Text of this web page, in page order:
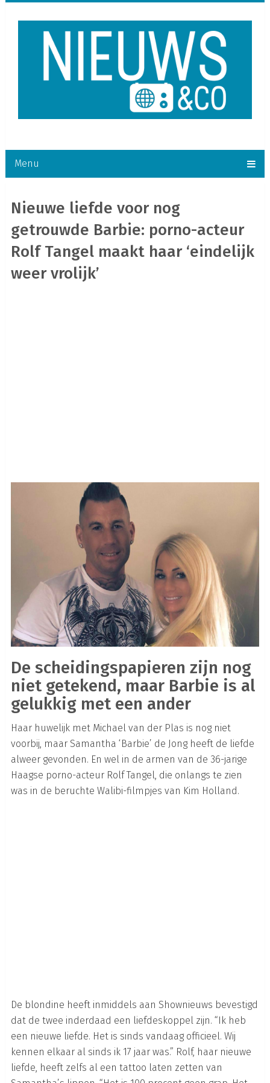
Menu
Nieuwe liefde voor nog
getrouwde Barbie: porno-acteur
Rolf Tangel maakt haar ‘eindelijk
weer vrolijk’
De scheidingspapieren zijn nog
niet getekend, maar Barbie is al
gelukkig met een ander
Haar huwelijk met Michael van der Plas is nog niet
voorbij, maar Samantha ‘Barbie’ de Jong heeft de liefde
alweer gevonden. En wel in de armen van de 36-jarige
Haagse porno-acteur Rolf Tangel, die onlangs te zien
was in de beruchte Walibi-filmpjes van Kim Holland.
De blondine heeft inmiddels aan Shownieuws bevestigd
dat de twee inderdaad een liefdeskoppel zijn. “Ik heb
een nieuwe liefde. Het is sinds vandaag officieel. Wij
kennen elkaar al sinds ik 17 jaar was.” Rolf, haar nieuwe
liefde, heeft zelfs al een tattoo laten zetten van